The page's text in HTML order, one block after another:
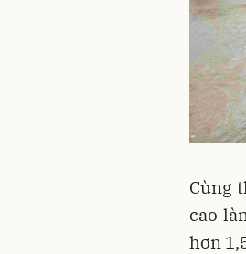
Cùng
cao
hơn